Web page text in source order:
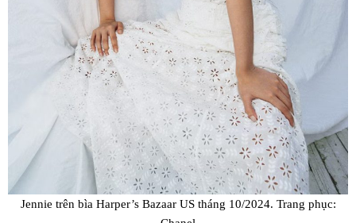
Jennie trên bìa Harper’s Bazaar US tháng 10/2024. Trang phục: